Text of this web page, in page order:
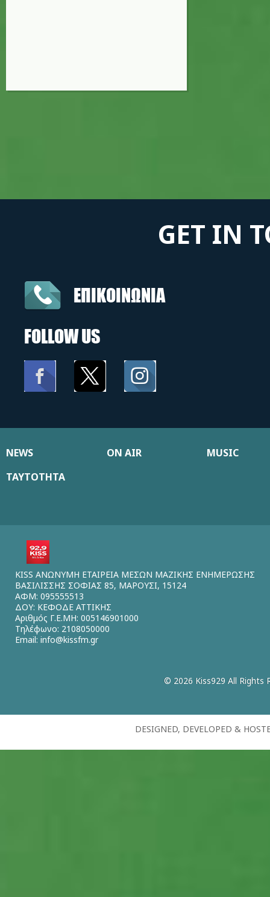
GET IN
ΕΠΙΚΟΙΝΩΝΙΑ
FOLLOW US
NEWS ON AIR
MUSIC
ΤΑΥΤΟΤΗΤΑ
KISS ΑΝΩΝΥΜΗ ΕΤΑΙΡΕΙΑ ΜΕΣΩΝ ΜΑΖΙΚΗΣ ΕΝΗΜΕΡΩΣΗΣ
ΒΑΣΙΛΙΣΣΗΣ ΣΟΦΙΑΣ 85, ΜΑΡΟΥΣΙ, 15124
ΑΦΜ: 095555513
ΔΟΥ: ΚΕΦΟΔΕ ΑΤΤΙΚΗΣ
Αριθμός Γ.Ε.ΜΗ: 005146901000
Τηλέφωνο: 2108050000
Email: info@kissfm.gr
© 2026 Kiss929 All Rights
DESIGNED, DEVELOPED &